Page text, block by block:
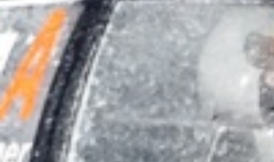
Rallye-Journal
Archiv
Kontakt